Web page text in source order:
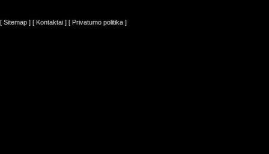
[ Sitemap ] [ Kontaktai ] [ Privatumo politika ]